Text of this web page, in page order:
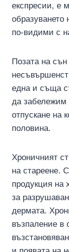
експресии, е
по-видими с
Позата на
една и съща
да забележим
отпускане на
половина.
Хроничният
на стареене.
продукция на
за
дермата.
възпаление в